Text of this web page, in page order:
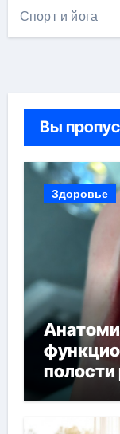
Спорт и йога
Вы
Здоровье
полости
прикуса